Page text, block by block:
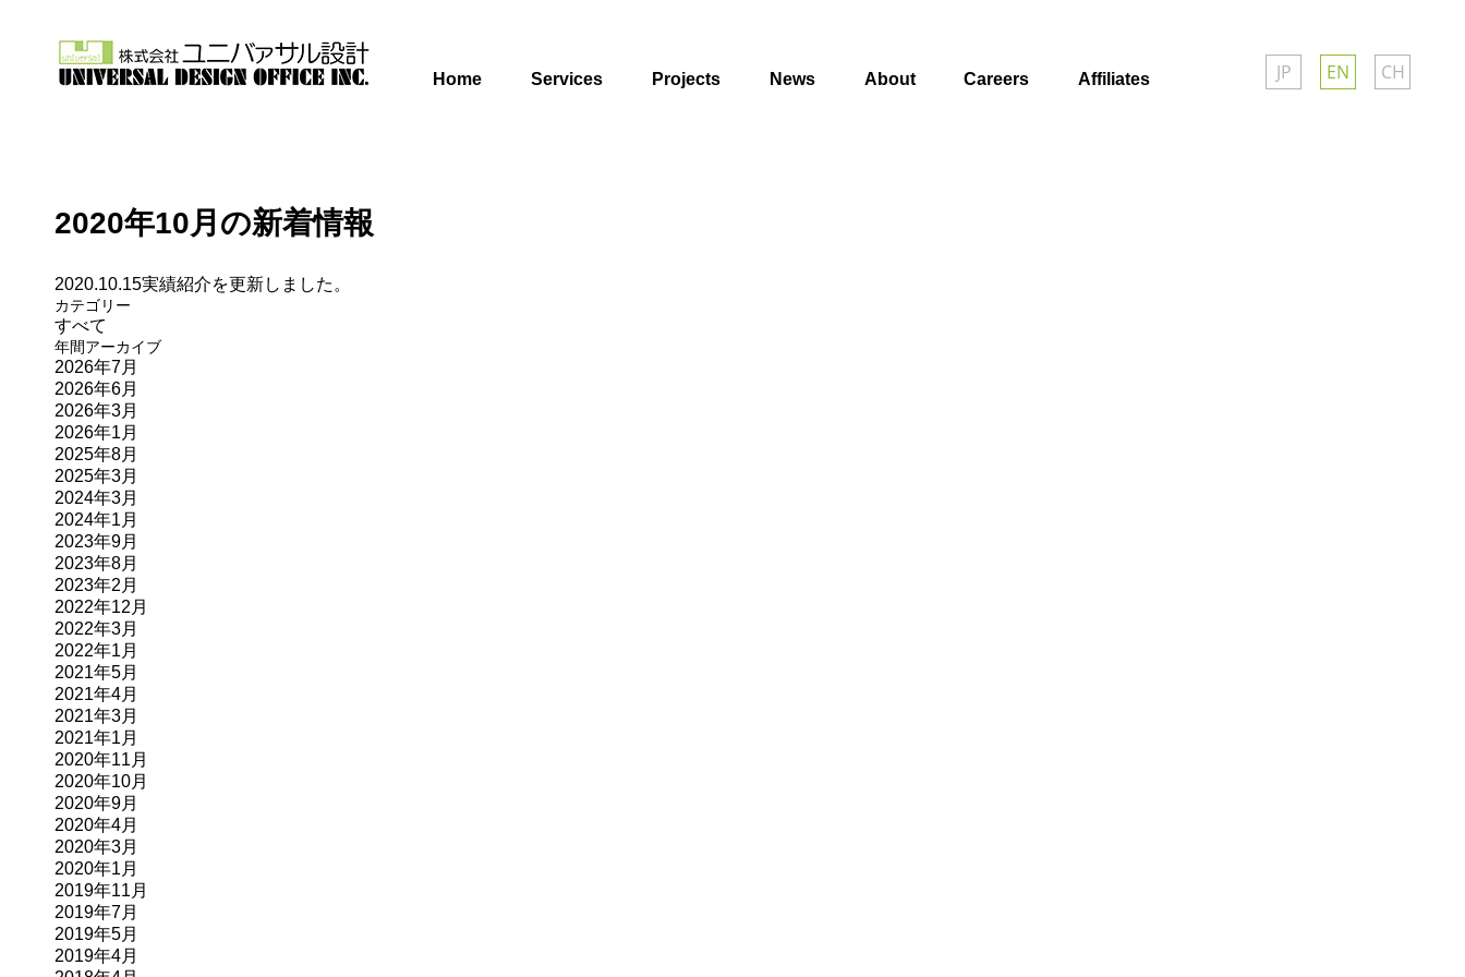
Home Services Projects News About Careers Affiliates JP EN CH
2020年10月の新着情報
2020.10.15実績紹介を更新しました。
カテゴリー
すべて
年間アーカイブ
2026年7月
2026年6月
2026年3月
2026年1月
2025年8月
2025年3月
2024年3月
2024年1月
2023年9月
2023年8月
2023年2月
2022年12月
2022年3月
2022年1月
2021年5月
2021年4月
2021年3月
2021年1月
2020年11月
2020年10月
2020年9月
2020年4月
2020年3月
2020年1月
2019年11月
2019年7月
2019年5月
2019年4月